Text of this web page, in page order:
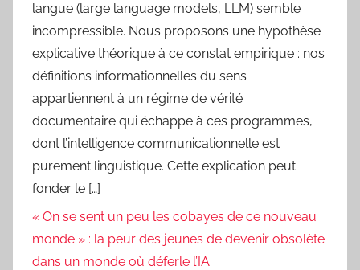
langue (large language models, LLM) semble
incompressible. Nous proposons une hypothèse
explicative théorique à ce constat empirique : nos
définitions informationnelles du sens
appartiennent à un régime de vérité
documentaire qui échappe à ces programmes,
dont l’intelligence communicationnelle est
purement linguistique. Cette explication peut
fonder le […]
« On se sent un peu les cobayes de ce nouveau
monde » : la peur des jeunes de devenir obsolète
dans un monde où déferle l’IA